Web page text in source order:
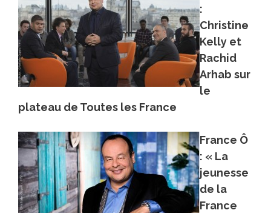
:
Christine
Kelly et
Rachid
Arhab sur
le
plateau de Toutes les France
France Ô
: « La
jeunesse
de la
France